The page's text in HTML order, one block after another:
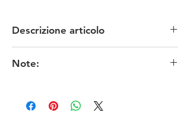
Descrizione articolo
TECNICA: tessitura
EPOCA: contemporanea
Note:
※お色は、素人撮影ですので表現出来ていない